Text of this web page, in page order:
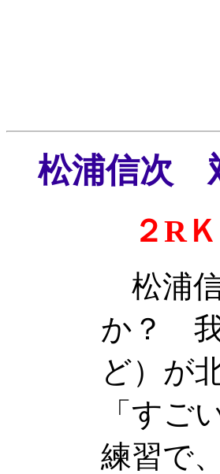
松浦信次
２R
松浦
か？ 我
ど）が
「すご
練習で